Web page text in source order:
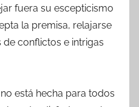
fuera su escepticismo
la premisa, relajarse
conflictos e intrigas
está hecha para todos